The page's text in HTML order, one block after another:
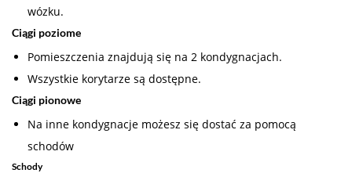
wózku.
Ciągi poziome
Pomieszczenia znajdują się na 2 kondygnacjach.
Wszystkie korytarze są dostępne.
Ciągi pionowe
Na inne kondygnacje możesz się dostać za pomocą
schodów
Schody